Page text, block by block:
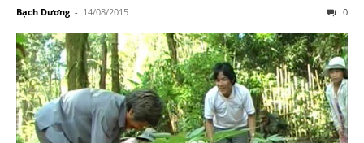
Bạch Dương - 14/08/2015 0